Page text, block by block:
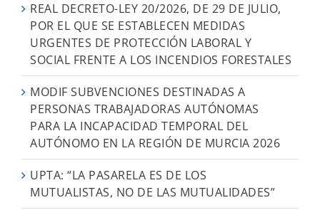
REAL DECRETO-LEY 20/2026, DE 29 DE JULIO,
POR EL QUE SE ESTABLECEN MEDIDAS
URGENTES DE PROTECCIÓN LABORAL Y
SOCIAL FRENTE A LOS INCENDIOS FORESTALES
MODIF SUBVENCIONES DESTINADAS A
PERSONAS TRABAJADORAS AUTÓNOMAS
PARA LA INCAPACIDAD TEMPORAL DEL
AUTÓNOMO EN LA REGIÓN DE MURCIA 2026
UPTA: “LA PASARELA ES DE LOS
MUTUALISTAS, NO DE LAS MUTUALIDADES”